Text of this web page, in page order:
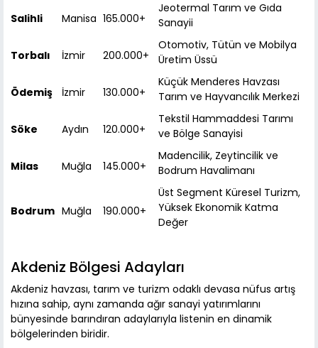
Salihli Manisa 165.000+
Jeotermal Tarım ve Gıda
Sanayii
Torbalı İzmir 200.000+
Otomotiv, Tütün ve Mobilya
Üretim Üssü
Ödemiş İzmir 130.000+
Küçük Menderes Havzası
Tarım ve Hayvancılık Merkezi
Söke Aydın 120.000+
Tekstil Hammaddesi Tarımı
ve Bölge Sanayisi
Milas Muğla 145.000+
Madencilik, Zeytincilik ve
Bodrum Havalimanı
Bodrum Muğla 190.000+
Üst Segment Küresel Turizm,
Yüksek Ekonomik Katma
Değer
Akdeniz Bölgesi Adayları
Akdeniz havzası, tarım ve turizm odaklı devasa nüfus artış
hızına sahip, aynı zamanda ağır sanayi yatırımlarını
bünyesinde barındıran adaylarıyla listenin en dinamik
bölgelerinden biridir.